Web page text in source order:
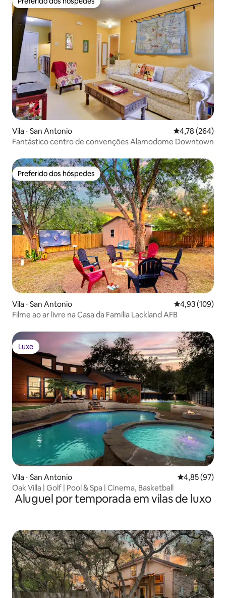
Preferido dos hóspedes
Vila ⋅ San Antonio 4,78 de uma
4,78 (264)
Fantástico centro de convenções Alamodome Downtown
Preferido dos hóspedes
Preferido dos hóspedes
Vila ⋅ San Antonio 4,93 de uma
4,93 (109)
Filme ao ar livre na Casa da Família Lackland AFB
Luxe
Luxe
Vila ⋅ San Antonio 4,85 de uma
4,85 (97)
Oak Villa | Golf | Pool & Spa | Cinema, Basketball
Aluguel por temporada em vilas de luxo